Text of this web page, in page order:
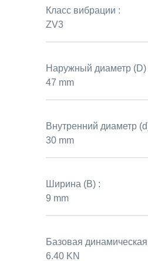
Класс вибрации :
ZV3
Наружный диаметр (D)
47 mm
Внутренний диаметр
30 mm
Ширина (B) :
9 mm
Базовая динамическая
6.40 KN